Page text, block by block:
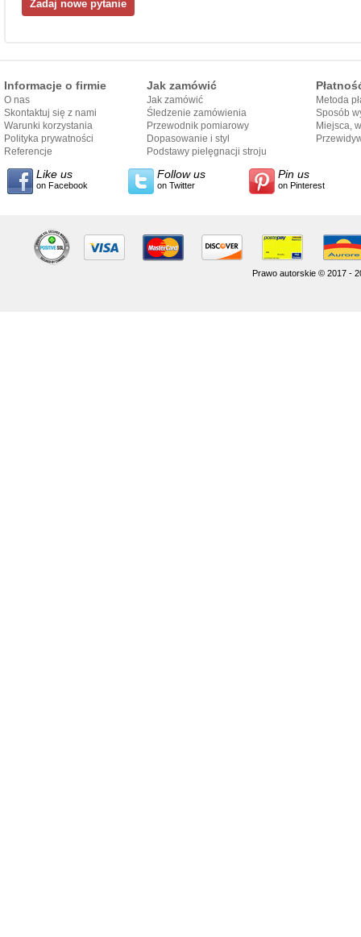
Informacje o firmie
O nas
Skontaktuj się z nami
Warunki korzystania
Polityka prywatności
Referencje
Jak zamówić
Jak zamówić
Śledzenie zamówienia
Przewodnik pomiarowy
Dopasowanie i styl
przewodnika
Podstawy pielęgnacji stroju
Metoda
Sposób
Miejsca,
Like us
on Facebook
Follow us
on Twitter
Pin us
on Pinterest
Prawo autorskie © 2017 -